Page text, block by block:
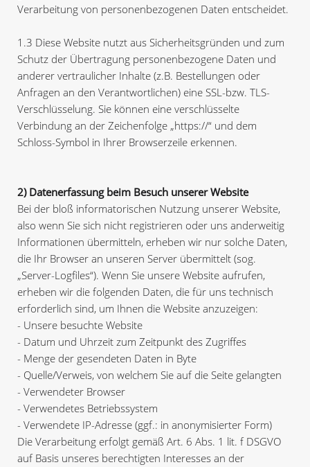
Verarbeitung von personenbezogenen Daten entscheidet.
1.3 Diese Website nutzt aus Sicherheitsgründen und zum
Schutz der Übertragung personenbezogene Daten und
anderer vertraulicher Inhalte (z.B. Bestellungen oder
Anfragen an den Verantwortlichen) eine SSL-bzw. TLS-
Verschlüsselung. Sie können eine verschlüsselte
Verbindung an der Zeichenfolge „https://“ und dem
Schloss-Symbol in Ihrer Browserzeile erkennen.
2) Datenerfassung beim Besuch unserer Website
Bei der bloß informatorischen Nutzung unserer Website,
also wenn Sie sich nicht registrieren oder uns anderweitig
Informationen übermitteln, erheben wir nur solche Daten,
die Ihr Browser an unseren Server übermittelt (sog.
„Server-Logfiles“). Wenn Sie unsere Website aufrufen,
erheben wir die folgenden Daten, die für uns technisch
erforderlich sind, um Ihnen die Website anzuzeigen:
- Unsere besuchte Website
- Datum und Uhrzeit zum Zeitpunkt des Zugriffes
- Menge der gesendeten Daten in Byte
- Quelle/Verweis, von welchem Sie auf die Seite gelangten
- Verwendeter Browser
- Verwendetes Betriebssystem
- Verwendete IP-Adresse (ggf.: in anonymisierter Form)
Die Verarbeitung erfolgt gemäß Art. 6 Abs. 1 lit. f DSGVO
auf Basis unseres berechtigten Interesses an der